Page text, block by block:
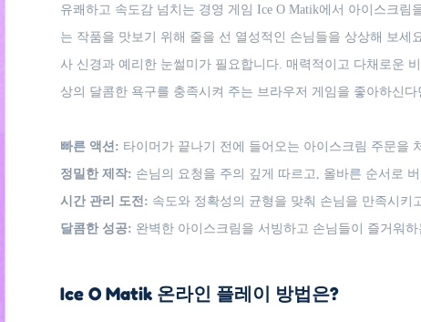
유쾌하고 속도감 넘치는 경영 게임 Ice O Matik에서 아이스크
는 작품을 맛보기 위해 줄을 선 열성적인 손님들을 상상해 보
사 신경과 예리한 눈썰미가 필요합니다. 매력적이고 다채로운
상의 달콤한 욕구를 충족시켜 주는 브라우저 게임을 좋아하신
빠른 액션: 타이머가 끝나기 전에 들어오는 아이스크림 주문을
정밀한 제작: 손님의 요청을 주의 깊게 따르고, 올바른 순서로
시간 관리 도전: 속도와 정확성의 균형을 맞춰 손님을 만족시키
달콤한 성공: 완벽한 아이스크림을 서빙하고 손님들이 즐거워
Ice O Matik 온라인 플레이 방법은?